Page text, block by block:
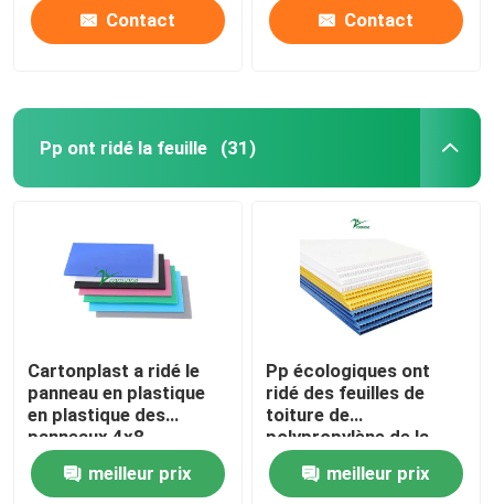
Contact Contact
Pp ont ridé la feuille (31)
Cartonplast a ridé le
panneau en plastique
en plastique des
panneaux 4x8
Corruone pp réutilisé
meilleur prix
Pp écologiques ont
ridé des feuilles de
toiture de
polypropylène de la
feuille 8mm 10mm
meilleur prix